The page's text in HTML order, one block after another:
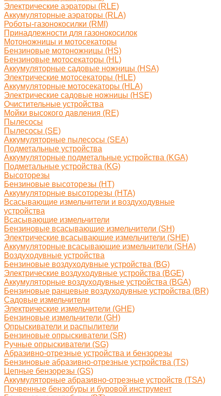
Электрические аэраторы (RLE)
Аккумуляторные аэраторы (RLA)
Роботы-газонокосилки (RMI)
Принадлежности для газонокосилок
Мотоножницы и мотосекаторы
Бензиновые мотоножницы (HS)
Бензиновые мотосекаторы (HL)
Аккумуляторные садовые ножницы (HSA)
Электрические мотосекаторы (HLE)
Аккумуляторные мотосекаторы (HLA)
Электрические садовые ножницы (HSE)
Очистительные устройства
Мойки высокого давления (RE)
Пылесосы
Пылесосы (SE)
Аккумуляторные пылесосы (SEA)
Подметальные устройства
Аккумуляторные подметальные устройства (KGA)
Подметальные устройства (KG)
Высоторезы
Бензиновые высоторезы (HT)
Аккумуляторные высоторезы (HTA)
Всасывающие измельчители и воздуходувные
устройства
Всасывающие измельчители
Бензиновые всасывающие измельчители (SH)
Электрические всасывающие измельчители (SHE)
Аккумуляторные всасывающие измельчители (SHA)
Воздуходувные устройства
Бензиновые воздуходувные устройства (BG)
Электрические воздуходувные устройства (BGE)
Аккумуляторные воздуходувные устройства (BGA)
Бензиновые ранцевые воздуходувные устройства (BR)
Садовые измельчители
Электрические измельчители (GHE)
Бензиновые измельчители (GH)
Опрыскиватели и распылители
Бензиновые опрыскиватели (SR)
Ручные опрыскиватели (SG)
Абразивно-отрезные устройства и бензорезы
Бензиновые абразивно-отрезные устройства (TS)
Цепные бензорезы (GS)
Аккумуляторные абразивно-отрезные устройств (TSA)
Почвенные бензобуры и буровой инструмент